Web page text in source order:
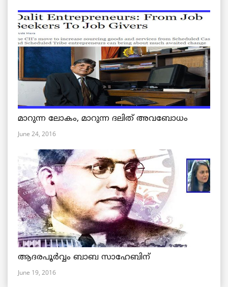
മാറുന്ന ലോകം, മാറുന്ന ദലിത് അവബോധം
June 24, 2016
ആദരപൂര്‍വ്വം ബാബ സാഹേബിന്
June 19, 2016